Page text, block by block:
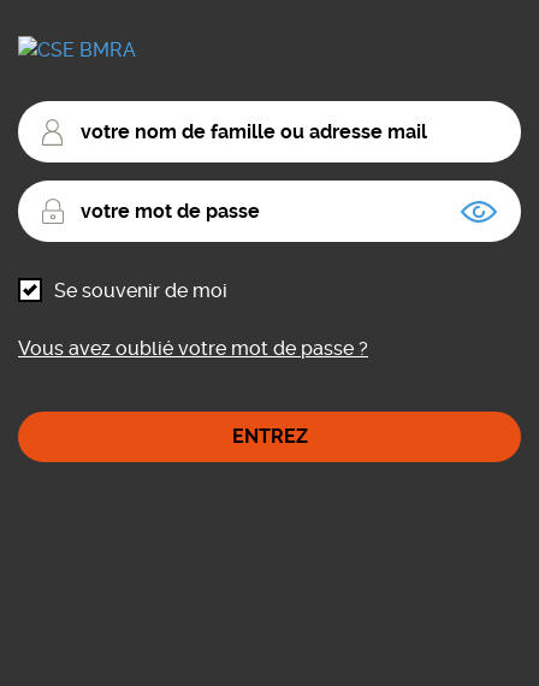
votre
nom
famille
ou
mail
votre
mot
passeSe souvenir de moi
Vous avez oublié votre mot de passe ?
ENTREZ